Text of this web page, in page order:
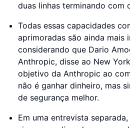
duas linhas terminando com
Todas essas capacidades
aprimoradas são ainda mais
considerando que Dario
Anthropic, disse ao New
objetivo da Anthropic ao
não é ganhar dinheiro, mas
de segurança melhor.
Em uma entrevista